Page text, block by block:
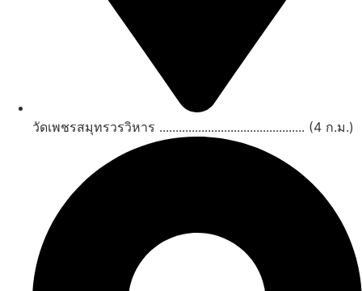
วัดเพชรสมุทรวรวิหาร ............................................. (4 ก.ม.)